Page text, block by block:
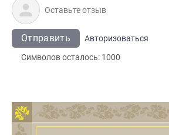
Отправить
Авторизоваться
Символов осталось: 1000